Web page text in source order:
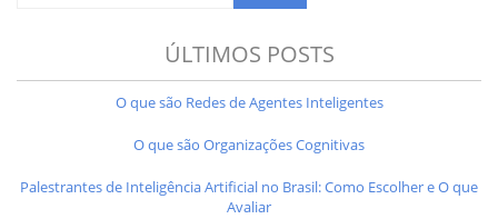
ÚLTIMOS POSTS
O que são Redes de Agentes Inteligentes
O que são Organizações Cognitivas
Palestrantes de Inteligência Artificial no Brasil: Como Escolher e O que
Avaliar